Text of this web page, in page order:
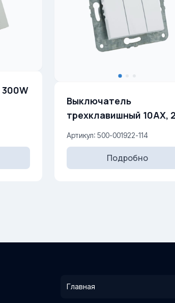
Выключатель
трехклавишный 10AX,
V
Артикул: 500-001922-114
Подробно
Главная